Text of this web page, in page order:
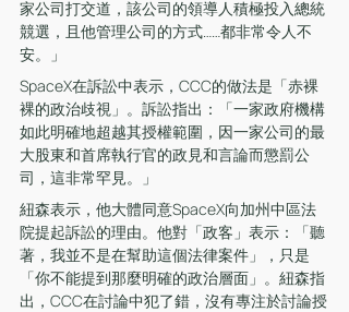
家公司打交道，該公司的領導人積極投入總統
競選，且他管理公司的方式……都非常令人不
安。」
SpaceX在訴訟中表示，CCC的做法是「赤裸
裸的政治歧視」。訴訟指出：「一家政府機構
如此明確地超越其授權範圍，因一家公司的最
大股東和首席執行官的政見和言論而懲罰公
司，這非常罕見。」
紐森表示，他大體同意SpaceX向加州中區法
院提起訴訟的理由。他對「政客」表示：「聽
著，我並不是在幫助這個法律案件」，只是
「你不能提到那麼明確的政治層面」。紐森指
出，CCC在討論中犯了錯，沒有專注於討論授